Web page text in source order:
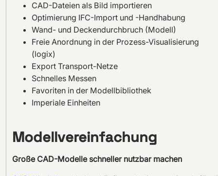
CAD-Dateien als Bild importieren
Optimierung IFC-Import und -Handhabung
Wand- und Deckendurchbruch (Modell)
Freie Anordnung in der Prozess-Visualisierung
(logix)
Export Transport-Netze
Schnelles Messen
Favoriten in der Modellbibliothek
Imperiale Einheiten
Modellvereinfachung
Große CAD-Modelle schneller nutzbar machen